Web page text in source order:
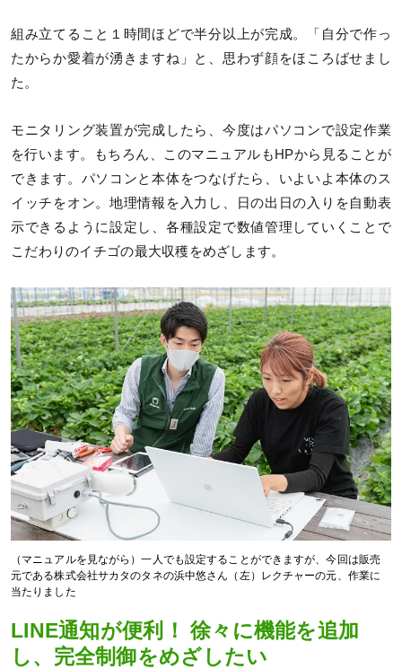
組み立てること１時間ほどで半分以上が完成。「自分で作っ
たからか愛着が湧きますね」と、思わず顔をほころばせまし
た。
モニタリング装置が完成したら、今度はパソコンで設定作業
を行います。もちろん、このマニュアルもHPから見ることが
できます。パソコンと本体をつなげたら、いよいよ本体のス
イッチをオン。地理情報を入力し、日の出日の入りを自動表
示できるように設定し、各種設定で数値管理していくことで
こだわりのイチゴの最大収穫をめざします。
（マニュアルを見ながら）一人でも設定することができますが、今回は販売
元である株式会社サカタのタネの浜中悠さん（左）レクチャーの元、作業に
当たりました
LINE通知が便利！ 徐々に機能を追加
し、完全制御をめざしたい